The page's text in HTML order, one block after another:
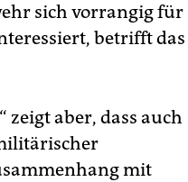
sich vorrangig für
betrifft das
zeigt aber, dass auch
mit